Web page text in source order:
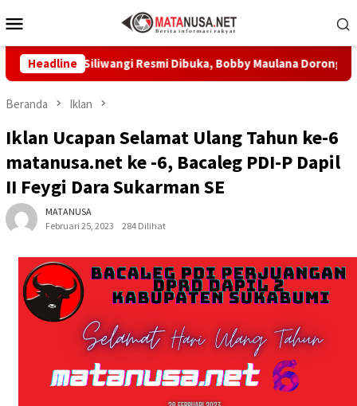
ke
Mobile
Headline
Prabu Siliwangi Resmi Dibuka, Bobby Maulana Dorong Wisata
Beranda Iklan
Iklan Ucapan Selamat Ulang Tahun ke-6
matanusa.net ke -6, Bacaleg PDI-P Dapil
II Feygi Dara Sukarman SE
MATANUSA
Februari 25, 2023
284 Dilihat